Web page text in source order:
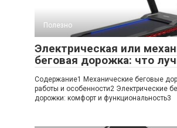
Полезно
Электрическая или
беговая дорожка: что
Содержание1 Механические беговые
работы и особенности2 Электрические
дорожки: комфорт и функциональность3